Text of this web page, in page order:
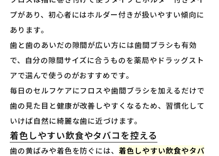
プがあり、初心者にはホルダー付きが扱いやすい傾向に
あります。
歯と歯のあいだの隙間が広い方には歯間ブラシも有効
で、自分の隙間サイズに合うものを薬局やドラッグスト
アで選んで使うのがおすすめです。
毎日のセルフケアにフロスや歯間ブラシを加えるだけで
歯の見た目と健康が改善しやすくなるため、習慣化して
いけば自然に綺麗な歯に近づけます。
着色しやすい飲食やタバコを控える
歯の黄ばみや着色を防ぐには、着色しやすい飲食やタバ